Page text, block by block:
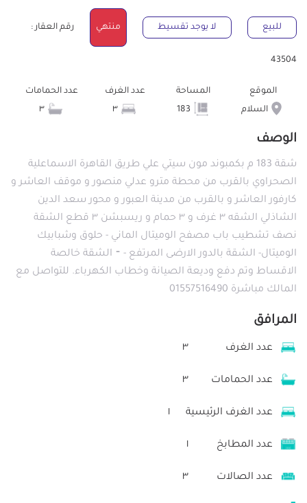
للبيع لا يوجد تقسيط منتهي رقم العقار :
43504
الموقع
السلام
المساحة
عدد الغرف
عدد الحمامات
الوصف
شقة 183 م بكمبوند مون سيتي علي طريق القاهرة الاسماعلية
الصحراوي بالقرب من محطة مترو عدلي منصور و موقف العاشر و
كارفور العاشر و بالقرب من مدينة العبور و محور سعد الدين
الشاذلي الشقه ٣ غرف و ٣ حمام و ريسبشن ٣ قطع الشقة
نصف تشطيب باب مصفح الوميتال الماني - حلوق وشبابيك
الوميتال- الشقة بالدور الارضى المرتفع - ⁃ الشقة خالصة
الاقساط وتم دفع وديعة الصيانة وخطاب الكهرباء. للتواصل مع
المالك مباشرة 01557516490
المرافق
عدد الغرف ٣
عدد الحمامات ٣
عدد الغرف الرئيسية ١
عدد المطابخ ١
عدد الصالات ٣